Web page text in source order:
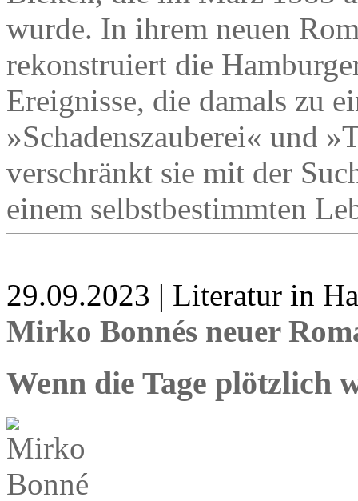
wurde. In ihrem neuen
rekonstruiert die
Ereignisse, die damals zu
»Schadenszauberei« und
verschränkt sie mit der
einem selbstbestimmten
29.09.2023 | Literatur in
Mirko Bonnés neuer
Wenn die Tage plötzlich